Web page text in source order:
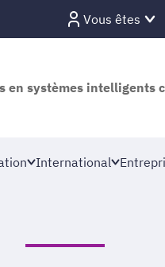
Vous êtes
en systèmes intelligents
International